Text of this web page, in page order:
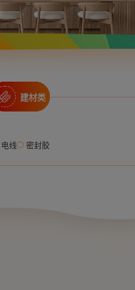
建材类
电线 密封胶